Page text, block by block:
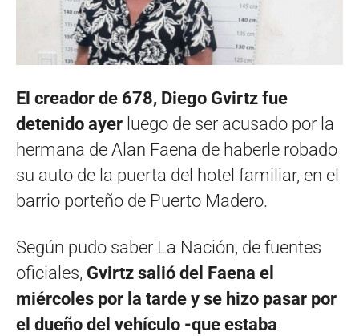
El creador de 678, Diego Gvirtz fue
detenido ayer luego de ser acusado por la
hermana de Alan Faena de haberle robado
su auto de la puerta del hotel familiar, en el
barrio porteño de Puerto Madero.
Según pudo saber La Nación, de fuentes
oficiales, Gvirtz salió del Faena el
miércoles por la tarde y se hizo pasar por
el dueño del vehículo -que estaba